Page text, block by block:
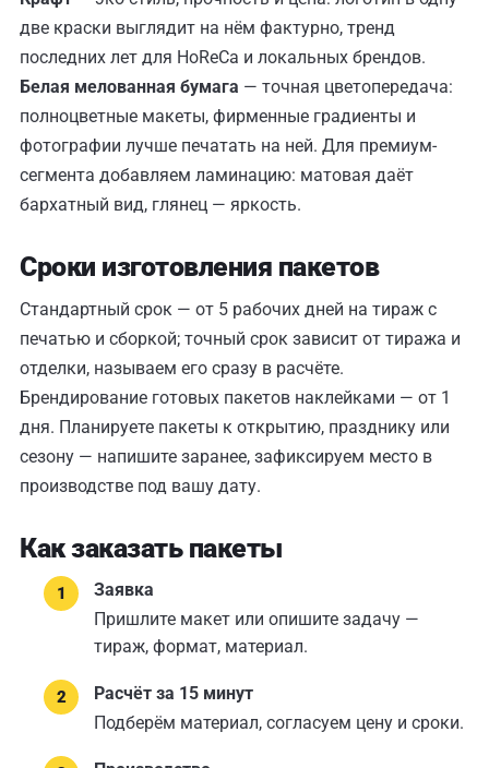
две краски выглядит на нём фактурно, тренд
последних лет для HoReCa и локальных брендов.
Белая мелованная бумага — точная цветопередача:
полноцветные макеты, фирменные градиенты и
фотографии лучше печатать на ней. Для премиум-
сегмента добавляем ламинацию: матовая даёт
бархатный вид, глянец — яркость.
Сроки изготовления пакетов
Стандартный срок — от 5 рабочих дней на тираж с
печатью и сборкой; точный срок зависит от тиража и
отделки, называем его сразу в расчёте.
Брендирование готовых пакетов наклейками — от 1
дня. Планируете пакеты к открытию, празднику или
сезону — напишите заранее, зафиксируем место в
производстве под вашу дату.
Как заказать пакеты
Заявка
Пришлите макет или опишите задачу —
тираж, формат, материал.
Расчёт за 15 минут
Подберём материал, согласуем цену и сроки.